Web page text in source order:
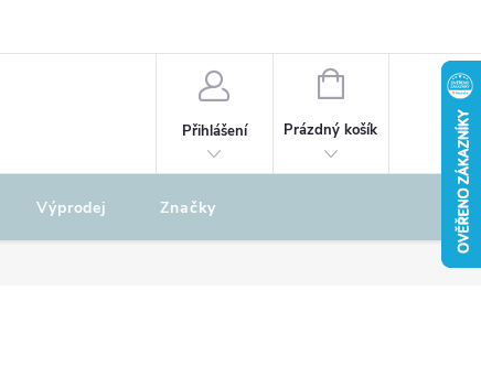
Přihlášení
NÁKUPNÍ
Prázdný košík
Výprodej Značky